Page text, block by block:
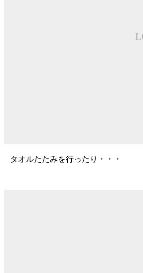
タオルたたみを行ったり・・・